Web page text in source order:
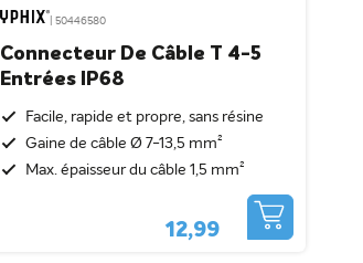
| 50446580
Connecteur De Câble T 4-5
Entrées IP68
Facile, rapide et propre, sans résine
Gaine de câble Ø 7-13,5 mm²
Max. épaisseur du câble 1,5 mm²
12,99